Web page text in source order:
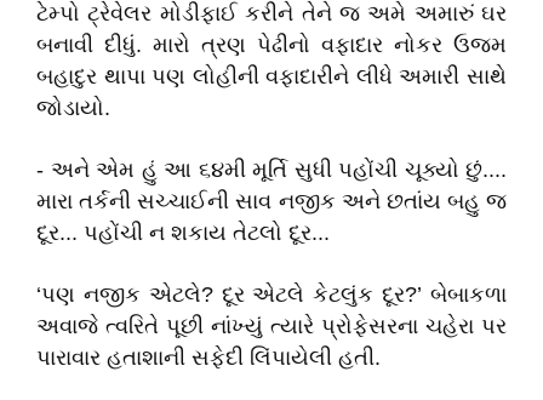
ટેમ્પો ટ્રેવેલર મોડીફાઈ કરીને તેને જ અમે અમારું ઘર
બનાવી દીધું. મારો ત્રણ પેઢીનો વફાદાર નોકર ઉજમ
બહાદુર થાપા પણ લોહીની વફાદારીને લીધે અમારી સાથે
જોડાયો.
- અને એમ હું આ ૬૪મી મૂર્તિ સુધી પહોંચી ચૂક્યો છું....
મારા તર્કની સચ્ચાઈની સાવ નજીક અને છતાંય બહુ જ
દૂર... પહોંચી ન શકાય તેટલો દૂર...
‘પણ નજીક એટલે? દૂર એટલે કેટલુંક દૂર?’બેબાકળા
અવાજે ત્વરિતે પૂછી નાંખ્યું ત્યારે પ્રોફેસરના ચહેરા પર
પારાવાર હતાશાની સફેદી લિંપાયેલી હતી.